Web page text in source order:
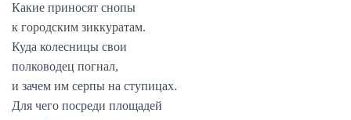
Какие приносят снопы
к городским зиккуратам.
Куда колесницы свои
полководец погнал,
и зачем им серпы на ступицах.
Для чего посреди площадей